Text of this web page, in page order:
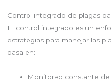
Control integrado de plagas
El control integrado es un
estrategias para manejar las
basa en:
Monitoreo constante de